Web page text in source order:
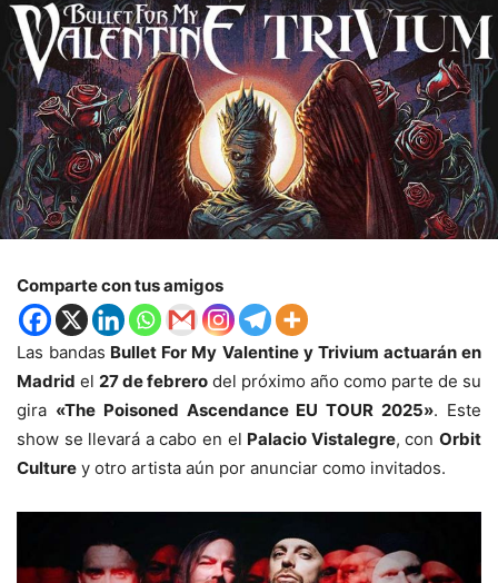
Comparte con tus amigos
Las bandas Bullet For My Valentine y Trivium actuarán en
Madrid el 27 de febrero del próximo año como parte de su
gira «The Poisoned Ascendance EU TOUR 2025». Este
show se llevará a cabo en el Palacio Vistalegre, conOrbit
Culture y otro artista aún por anunciar como invitados.